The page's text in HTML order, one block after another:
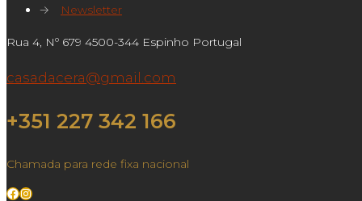
→
Newsletter
Rua 4, Nº 679 4500-344 Espinho Portugal
casadacera@gmail.com
+351 227 342 166
Chamada para rede fixa nacional
Facebook
Instagram